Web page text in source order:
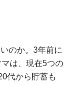
のか。3年前に
は、現在5つの
代から貯蓄も